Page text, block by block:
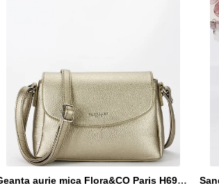
Geanta aurie mica Flora&CO Paris H6930 16